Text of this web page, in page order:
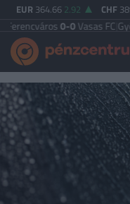
EUR 364.66 2.92 CHF
0-0Vasas FC|Győri ETO FC